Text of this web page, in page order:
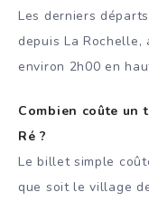
Les derniers
depuis La Rochelle,
environ 2h00 en
Combien coûte un
Ré ?
Le billet simple
que soit le village